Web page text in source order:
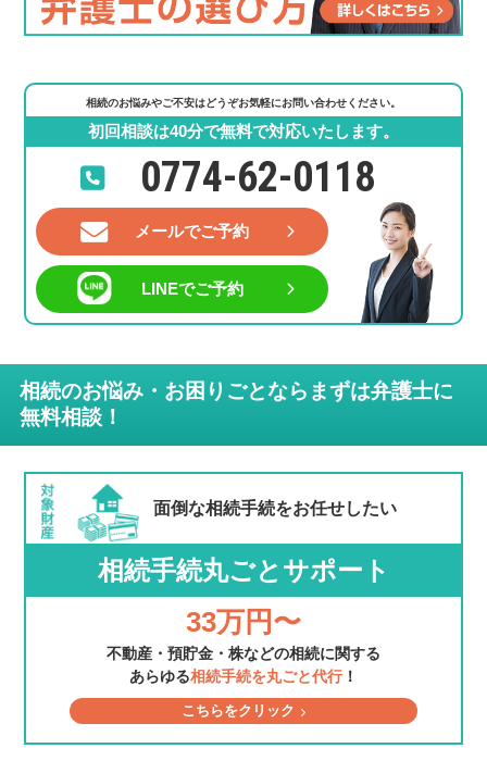
相続のお悩みやご不安はどうぞお気軽にお問い合わせください。
初回相談は40分で無料で対応いたします。
0774-62-0118
メールでご予約
LINEでご予約
相続のお悩み・お困りごとならまずは弁護士に
無料相談！
面倒な相続手続をお任せしたい
相続手続丸ごとサポート
33万円〜
不動産・預貯金・株などの相続に関する
あらゆる相続手続を丸ごと代行！
こちらをクリック